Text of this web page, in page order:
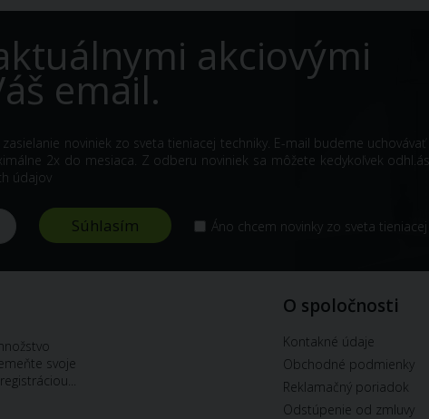
akciovými
email.
noviniek zo sveta tieniacej techniky. E-mail budeme
2x do mesiaca. Z odberu noviniek sa môžete kedykoľvek
údajov
Áno chcem novinky zo sveta
svoje
O spoločnosti
Kontakné údaje
Obchodné podmienky
Reklamačný poriadok
Odstúpenie od zmluvy